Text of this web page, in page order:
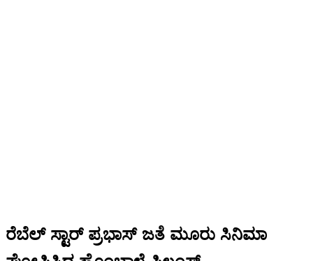
ರೆಬೆಲ್ ಸ್ಟಾರ್ ಪ್ರಭಾಸ್ ಜತೆ ಮೂರು ಸಿನಿಮಾ